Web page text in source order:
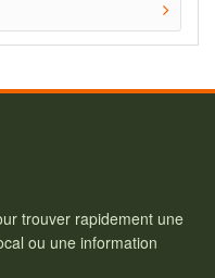
trouver rapidement une
ou une information